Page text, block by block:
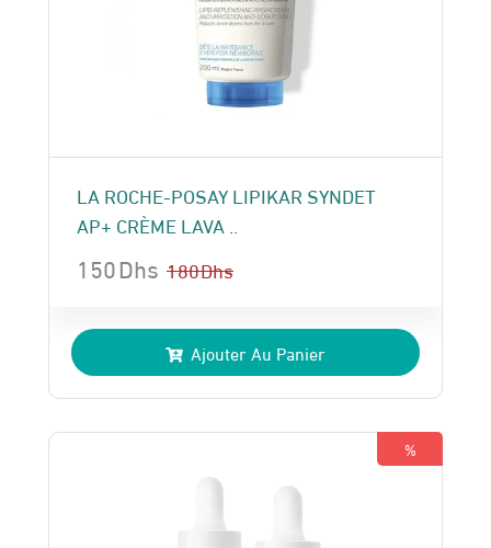
LA ROCHE-POSAY LIPIKAR SYNDET
AP+ CRÈME LAVA ..
180Dhs
prix
initial
était :
180 Dhs.
150Dhs
prix
actuel
est :
150 Dhs.
Ajouter Au Panier
%